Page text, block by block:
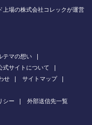
上場の株式会社コレックが運営
テマの想い
式サイトについて
せ
サイトマップ
シー 外部送信先一覧